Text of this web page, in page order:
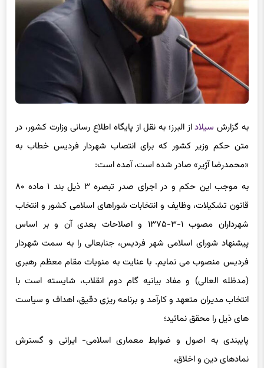
متن حکم وزیر کشور که برای انتصاب شهردار فردیس خطاب به
«محمدرضا آژیر» صادر شده است، آمده است:
قانون تشکیلات، وظایف و انتخابات شوراهای اسلامی کشور و انتخاب
شهرداران مصوب ۱-۳-۱۳۷۵ و اصلاحات بعدی آن و بر اساس
پیشنهاد شورای اسلامی شهر فردیس، جنابعالی را به سمت شهردار
فردیس منصوب می نمایم. با عنایت به منویات مقام معظم رهبری
(مدظله العالی) و مفاد بیانیه گام دوم انقلاب، شایسته است با
انتخاب مدیران متعهد و کارآمد و برنامه ریزی دقیق، اهداف و سیاست
های ذیل را محقق نمائید؛
پایبندی به اصول و ضوابط معماری اسلامی- ایرانی و گسترش
نمادهای دین و اخلاق،
هویت بخشی به سیما و منظر شهرها و استحکام بناها،